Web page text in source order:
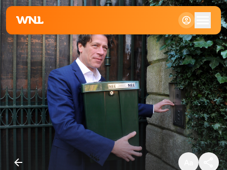
Klein
Standaard
Groot